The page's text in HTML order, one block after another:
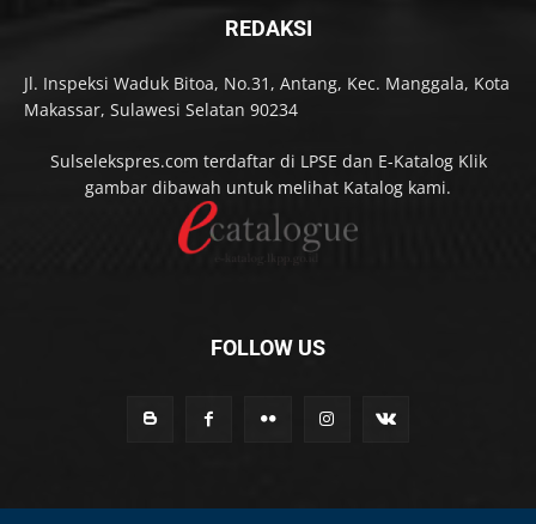
REDAKSI
Jl. Inspeksi Waduk Bitoa, No.31, Antang, Kec. Manggala, Kota
Makassar, Sulawesi Selatan 90234
Sulselekspres.com terdaftar di LPSE dan E-Katalog Klik
gambar dibawah untuk melihat Katalog kami.
FOLLOW US